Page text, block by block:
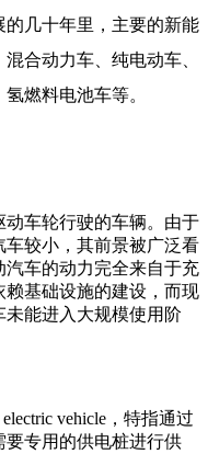
几十年里，主要的新能
合动力车、纯电动车、
燃料电池车等。
车轮行驶的车辆。由于
较小，其前景被广泛看
车的动力完全来自于充
基础设施的建设，而现
未能进入大规模使用阶
vehicle，特指通过
专用的供电桩进行供